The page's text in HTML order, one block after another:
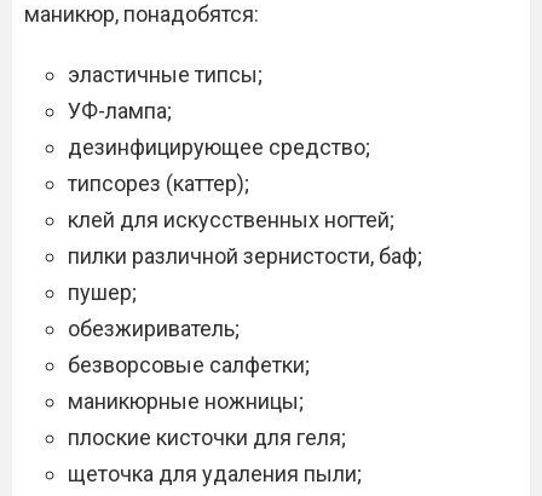
маникюр, понадобятся:
эластичные типсы;
УФ-лампа;
дезинфицирующее средство;
типсорез (каттер);
клей для искусственных ногтей;
пилки различной зернистости, баф;
пушер;
обезжириватель;
безворсовые салфетки;
маникюрные ножницы;
плоские кисточки для геля;
щеточка для удаления пыли;